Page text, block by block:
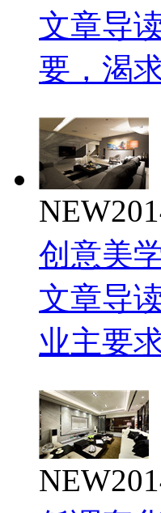
文章导
要，渴
NEW
创意美
文章导
业主要
NEW